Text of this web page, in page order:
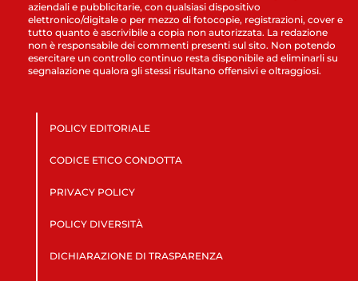
aziendali e pubblicitarie, con qualsiasi dispositivo
elettronico/digitale o per mezzo di fotocopie, registrazioni, cover e
tutto quanto è ascrivibile a copia non autorizzata. La redazione
non è responsabile dei commenti presenti sul sito. Non potendo
esercitare un controllo continuo resta disponibile ad eliminarli su
segnalazione qualora gli stessi risultano offensivi e oltraggiosi.
POLICY EDITORIALE
CODICE ETICO CONDOTTA
PRIVACY POLICY
POLICY DIVERSITÀ
DICHIARAZIONE DI TRASPARENZA